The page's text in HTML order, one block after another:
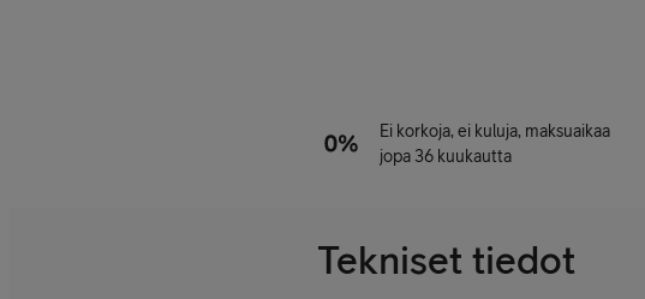
Ei korkoja, ei kuluja, maksuaikaa
jopa 36 kuukautta
Tekniset tiedot